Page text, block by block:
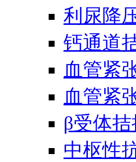
利尿降
钙通道
血管紧
血管紧
β受体
中枢性